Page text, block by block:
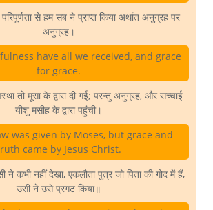
से हम सब ने प्राप्त किया अर्थात अनुग्रह पर
अनुग्रह।
have all we received, and grace
for grace.
तो मूसा के द्वारा दी गई; परन्तु अनुग्रह, और सच्चाई
यीशु मसीह के द्वारा पहुंची।
was given by Moses, but grace and
came by Jesus Christ.
ने कभी नहीं देखा, एकलौता पुत्र जो पिता की गोद में हैं,
उसी ने उसे प्रगट किया॥